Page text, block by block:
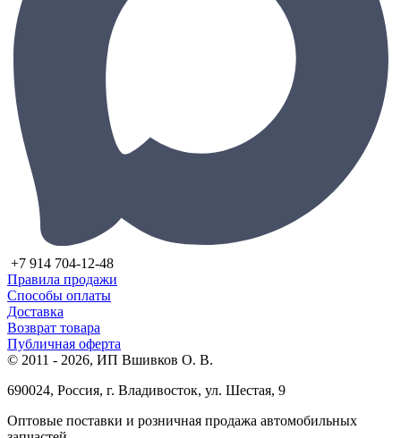
+7 914 704-12-48
Правила продажи
Способы оплаты
Доставка
Возврат товара
Публичная оферта
© 2011 - 2026, ИП Вшивков О. В.
690024, Россия, г. Владивосток, ул. Шестая, 9
Оптовые поставки и розничная продажа автомобильных